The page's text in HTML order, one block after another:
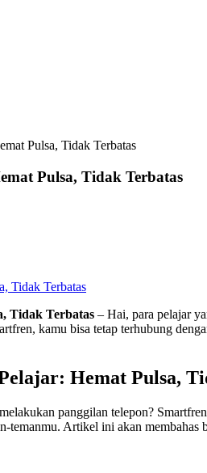
Pulsa, Tidak Terbatas
Pulsa, Tidak Terbatas
Tidak Terbatas
Tidak Terbatas – Hai, para pelajar
kamu bisa tetap terhubung
Hemat Pulsa,
panggilan telepon?
temanmu. Artikel ini akan